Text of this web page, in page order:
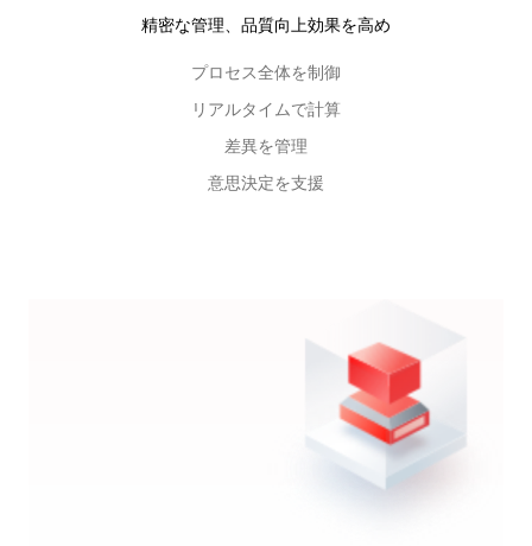
精密な管理、品質向上効果を高め
プロセス全体を制御
リアルタイムで計算
差異を管理
意思決定を支援